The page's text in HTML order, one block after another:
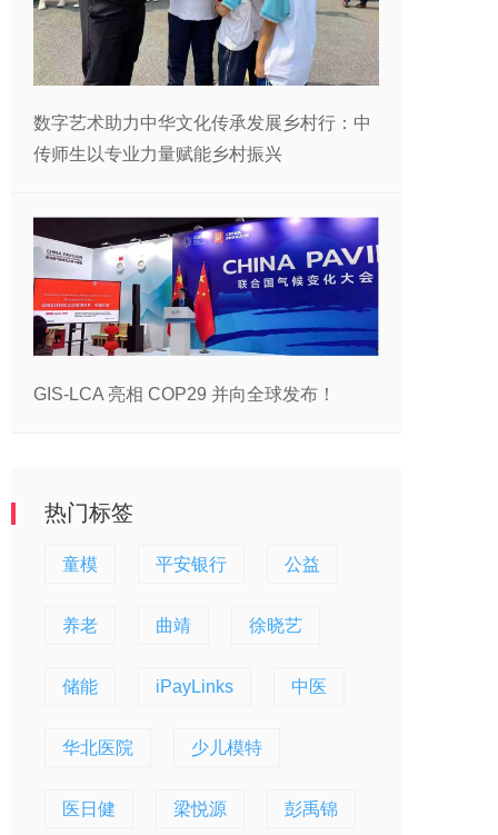
数字艺术助力中华文化传承发展乡村行：中
传师生以专业力量赋能乡村振兴
GIS-LCA 亮相 COP29 并向全球发布！
热门标签
童模 平安银行 公益
养老 曲靖 徐晓艺
储能 iPayLinks 中医
华北医院 少儿模特
医日健 梁悦源 彭禹锦